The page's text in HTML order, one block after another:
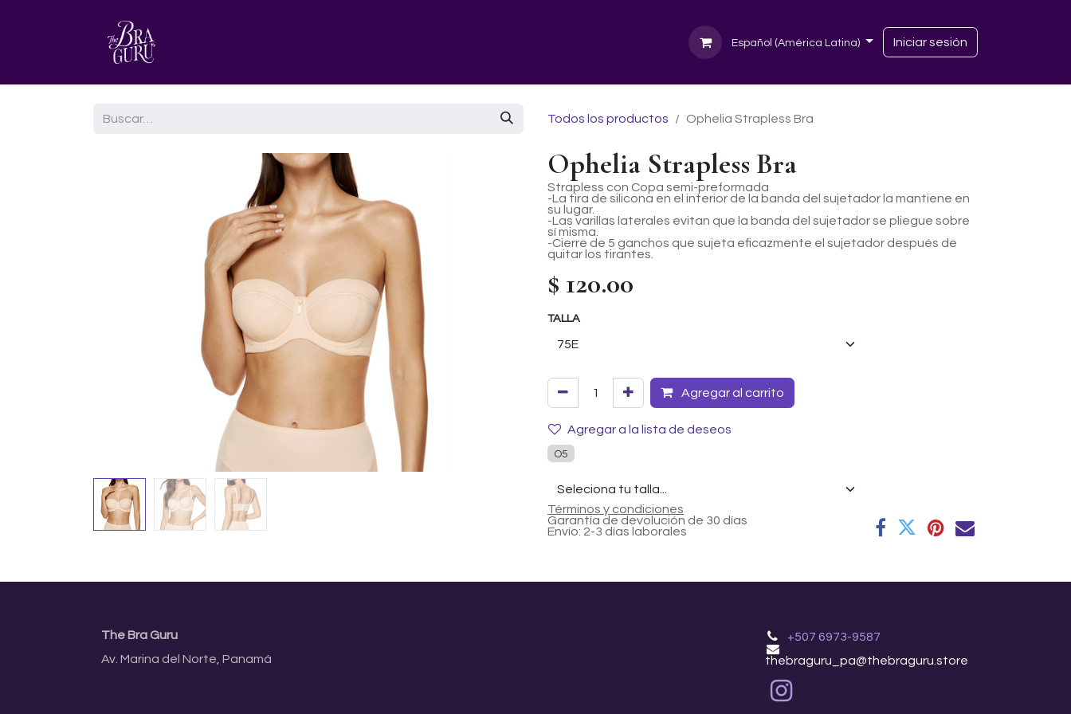
Español (América Latina) Iniciar sesión
Todos los productos Ophelia Strapless Bra
Ophelia Strapless Bra
Strapless con Copa semi-preformada
-La tira de silicona en el interior de la banda del sujetador la mantiene en
su lugar.
-Las varillas laterales evitan que la banda del sujetador se pliegue sobre
sí misma.
-Cierre de 5 ganchos que sujeta eficazmente el sujetador después de
quitar los tirantes.
$ 120.00
TALLA
Agregar al carrito
Agregar a la lista de deseos
O5
Términos y condiciones
Garantía de devolución de 30 días
Envío: 2-3 días laborales
+507 6973-9587
thebraguru_pa@thebraguru.store
The Bra Guru
Av. Marina del Norte, Panamá